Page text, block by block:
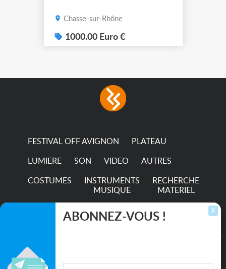
Chasse-sur-Rhône
1000.00 Euro €
FESTIVAL OFF AVIGNON PLATEAU
LUMIERE SON VIDEO AUTRES
COSTUMES
INSTRUMENTS
MUSIQUE
RECHERCHE
MATERIEL
TRANSPORTS X
ABONNEZ-VOUS !